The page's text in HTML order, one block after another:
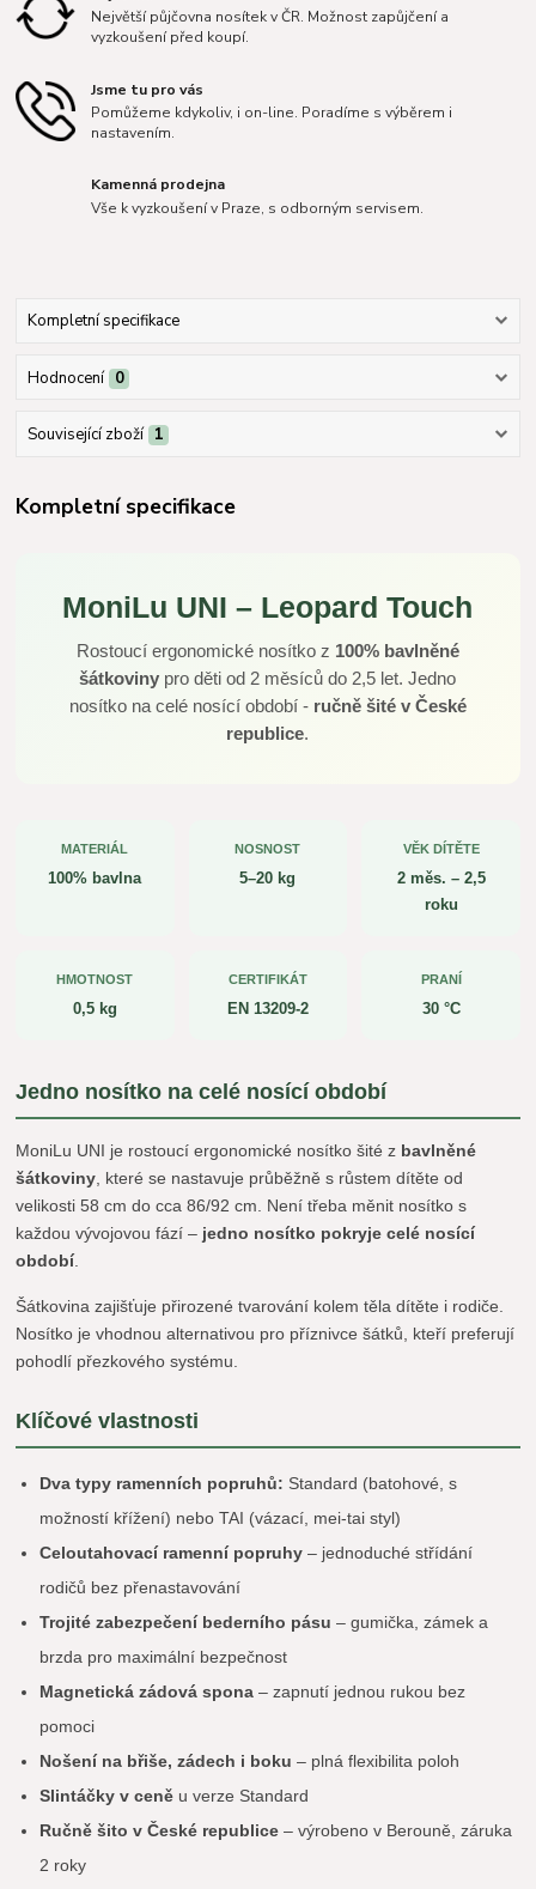
Největší půjčovna nosítek v ČR. Možnost zapůjčení a
vyzkoušení před koupí.
Jsme tu pro vás
Pomůžeme kdykoliv, i on-line. Poradíme s výběrem i
nastavením.
Kamenná prodejna
Vše k vyzkoušení v Praze, s odborným servisem.
Kompletní specifikace
Hodnocení 0
Související zboží 1
Kompletní specifikace
MoniLu UNI – Leopard Touch
Rostoucí ergonomické nosítko z 100% bavlněné
šátkoviny pro děti od 2 měsíců do 2,5 let. Jedno
nosítko na celé nosící období - ručně šité v České
republice.
MATERIÁL
100% bavlna
NOSNOST
5–20 kg
VĚK DÍTĚTE
2 měs. – 2,5
roku
HMOTNOST
0,5 kg
CERTIFIKÁT
EN 13209-2
PRANÍ
30 °C
Jedno nosítko na celé nosící období
MoniLu UNI je rostoucí ergonomické nosítko šité z bavlněné
šátkoviny, které se nastavuje průběžně s růstem dítěte od
velikosti 58 cm do cca 86/92 cm. Není třeba měnit nosítko s
každou vývojovou fází – jedno nosítko pokryje celé nosící
období.
Šátkovina zajišťuje přirozené tvarování kolem těla dítěte i rodiče.
Nosítko je vhodnou alternativou pro příznivce šátků, kteří preferují
pohodlí přezkového systému.
Klíčové vlastnosti
Dva typy ramenních popruhů: Standard (batohové, s
možností křížení) nebo TAI (vázací, mei-tai styl)
Celoutahovací ramenní popruhy – jednoduché střídání
rodičů bez přenastavování
Trojité zabezpečení bederního pásu – gumička, zámek a
brzda pro maximální bezpečnost
Magnetická zádová spona – zapnutí jednou rukou bez
pomoci
Nošení na břiše, zádech i boku – plná flexibilita poloh
Slintáčky v ceně u verze Standard
Ručně šito v České republice – výrobeno v Berouně, záruka
2 roky